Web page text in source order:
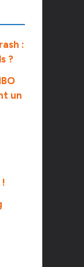
:
?
un